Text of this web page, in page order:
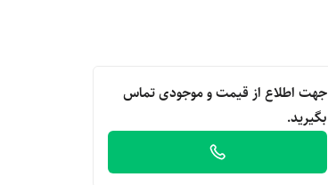
جهت اطلاع از قیمت و موجودی تماس
بگیرید.